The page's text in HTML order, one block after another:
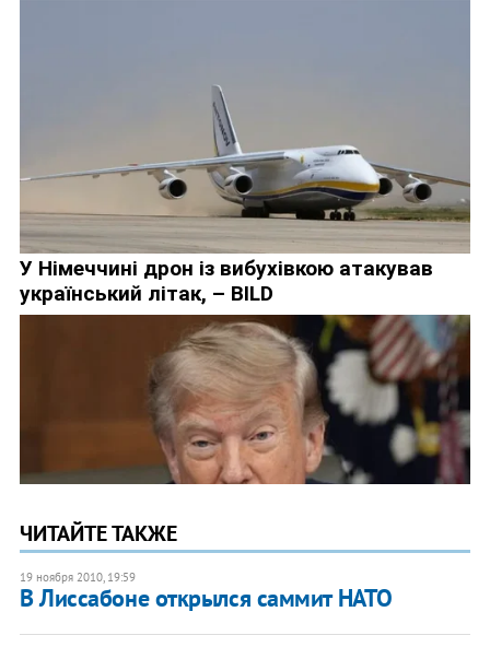
ЧИТАЙТЕ ТАКЖЕ
19 ноября 2010, 19:59
В Лиссабоне открылся саммит НАТО